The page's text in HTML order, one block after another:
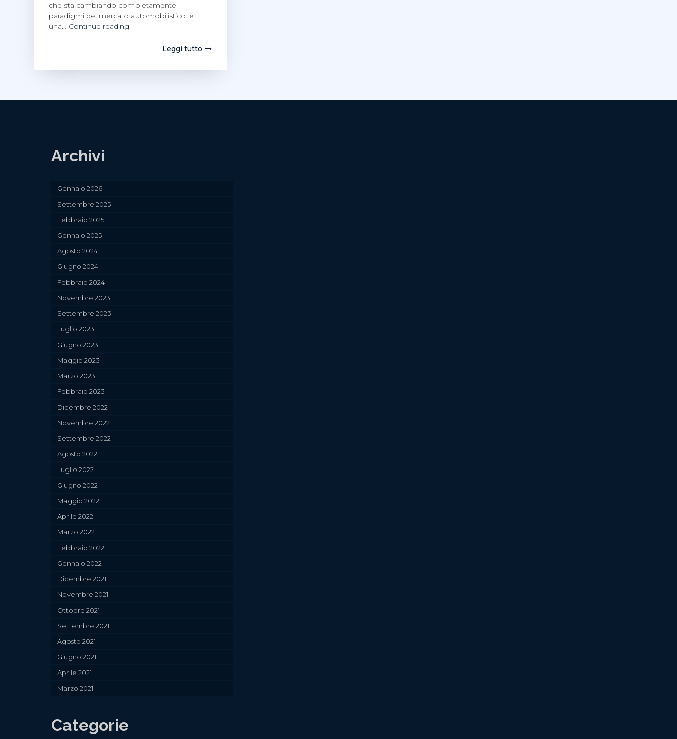
che sta cambiando completamente i
paradigmi del mercato automobilistico: è
una… Continue reading
con
4.0
Leggi tutto
Archivi
Gennaio 2026
Settembre 2025
Febbraio 2025
Gennaio 2025
Agosto 2024
Giugno 2024
Febbraio 2024
Novembre 2023
Settembre 2023
Luglio 2023
Giugno 2023
Maggio 2023
Marzo 2023
Febbraio 2023
Dicembre 2022
Novembre 2022
Settembre 2022
Agosto 2022
Luglio 2022
Giugno 2022
Maggio 2022
Aprile 2022
Marzo 2022
Febbraio 2022
Gennaio 2022
Dicembre 2021
Novembre 2021
Ottobre 2021
Settembre 2021
Agosto 2021
Giugno 2021
Aprile 2021
Marzo 2021
Categorie